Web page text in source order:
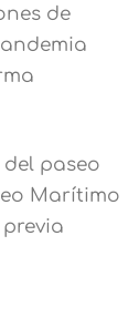
de
paseo
Marítimo